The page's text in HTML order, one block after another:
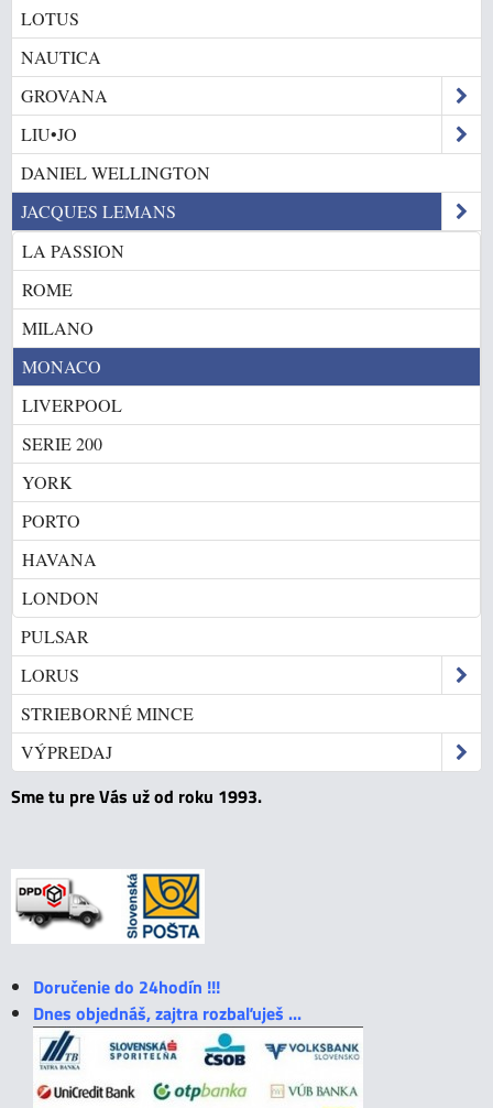
LOTUS
NAUTICA
GROVANA
LIU•JO
DANIEL WELLINGTON
JACQUES LEMANS
LA PASSION
ROME
MILANO
MONACO
LIVERPOOL
SERIE 200
YORK
PORTO
HAVANA
LONDON
PULSAR
LORUS
STRIEBORNÉ MINCE
VÝPREDAJ
Sme tu pre Vás už od roku 1993.
Doručenie do 24hodín !!!
Dnes objednáš, zajtra rozbaľuješ ...